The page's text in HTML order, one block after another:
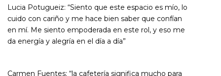
Lucia Potugueiz: “Siento que este espacio es mío, lo
cuido con cariño y me hace bien saber que confían
en mí. Me siento empoderada en este rol, y eso me
da energía y alegría en el día a día”
Carmen Fuentes: “la cafetería significa mucho para